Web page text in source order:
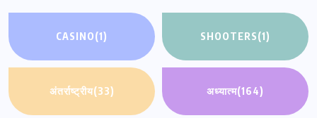
CASINO(1) SHOOTERS(1)
अंतर्राष्ट्रीय(33) अध्यात्म(164)